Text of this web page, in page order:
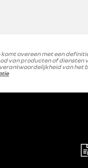
overeen met een
van producten of diensten
van het